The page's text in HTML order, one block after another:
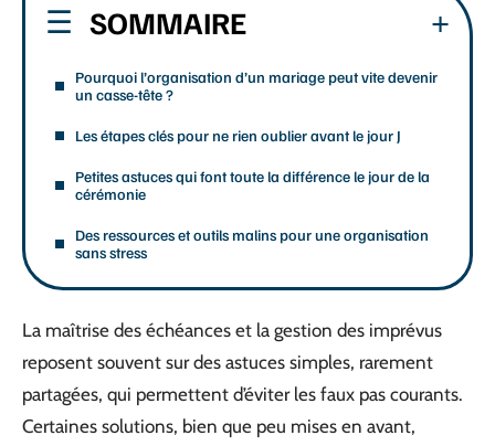
SOMMAIRE
Pourquoi l’organisation d’un mariage peut vite devenir
un casse-tête ?
Les étapes clés pour ne rien oublier avant le jour J
Petites astuces qui font toute la différence le jour de la
cérémonie
Des ressources et outils malins pour une organisation
sans stress
La maîtrise des échéances et la gestion des imprévus
reposent souvent sur des astuces simples, rarement
partagées, qui permettent d’éviter les faux pas courants.
Certaines solutions, bien que peu mises en avant,